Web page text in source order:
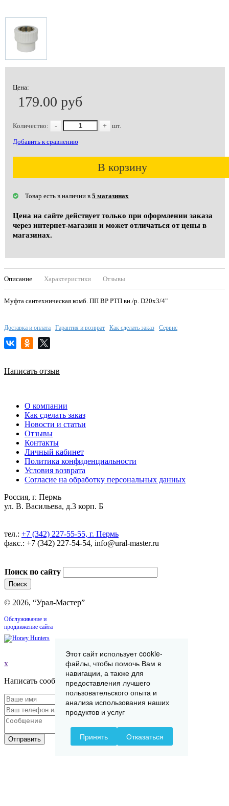
Цена:
179.00 руб
Количество: - + шт.
Добавить к сравнению
В корзину
Товар есть в наличии в 5 магазинах
Цена на сайте действует только при оформлении заказа
через интернет-магазин и может отличаться от цены в
магазинах.
Описание Характеристики Отзывы
Муфта сантехническая комб. ПП ВР РТП вн./р. D20х3/4"
Доставка и оплата Гарантия и возврат Как сделать заказ Сервис
Написать отзыв
О компании
Как сделать заказ
Новости и статьи
Отзывы
Контакты
Личный кабинет
Политика конфиденциальности
Условия возврата
Согласие на обработку персональных данных
Россия, г. Пермь
ул. В. Васильева, д.3 корп. Б
тел.: +7 (342) 227-55-55, г. Пермь
факс.: +7 (342) 227-54-54, info@ural-master.ru
Поиск по сайту
© 2026, “Урал-Мастер”
Обслуживание и
продвижение сайта
x
Написать сообщение
Отправить
Этот сайт использует cookie-
файлы, чтобы помочь Вам в
навигации, а также для
предоставления лучшего
пользовательского опыта и
анализа использования наших
продуктов и услуг
Принять Отказаться